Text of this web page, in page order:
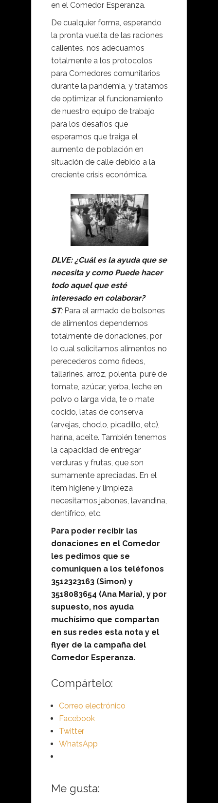
en el Comedor Esperanza.
De cualquier forma, esperando
la pronta vuelta de las raciones
calientes, nos adecuamos
totalmente a los protocolos
para Comedores comunitarios
durante la pandemia, y tratamos
de optimizar el funcionamiento
de nuestro equipo de trabajo
para los desafíos que
esperamos que traiga el
aumento de población en
situación de calle debido a la
creciente crisis económica.
DLVE: ¿Cuál es la ayuda que se
necesita y como Puede hacer
todo aquel que esté
interesado en colaborar?
ST: Para el armado de bolsones
de alimentos dependemos
totalmente de donaciones, por
lo cual solicitamos alimentos no
perecederos como fideos,
tallarines, arroz, polenta, puré de
tomate, azúcar, yerba, leche en
polvo o larga vida, te o mate
cocido, latas de conserva
(arvejas, choclo, picadillo, etc),
harina, aceite. También tenemos
la capacidad de entregar
verduras y frutas, que son
sumamente apreciadas. En el
ítem higiene y limpieza
necesitamos jabones, lavandina,
dentífrico, etc.
Para poder recibir las
donaciones en el Comedor
les pedimos que se
comuniquen a los teléfonos
3512323163 (Simon) y
3518083654 (Ana María), y por
supuesto, nos ayuda
muchísimo que compartan
en sus redes esta nota y el
flyer de la campaña del
Comedor Esperanza.
Compártelo:
Correo electrónico
Facebook
Twitter
WhatsApp
Me gusta: